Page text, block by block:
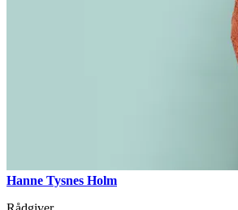
Hanne Tysnes Holm